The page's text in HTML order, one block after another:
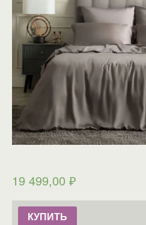
19 499,00 ₽
КУПИТЬ